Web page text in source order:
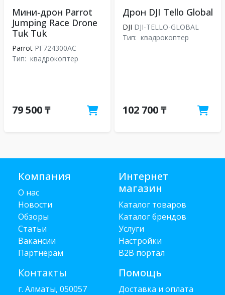
Мини-дрон Parrot
Jumping Race Drone
Tuk Tuk
Parrot PF724300AC
Тип: квадрокоптер
79 500 ₸
Дрон DJI Tello Global
DJI DJI-TELLO-GLOBAL
Тип: квадрокоптер
102 700 ₸
Компания
О нас
Новости
Обзоры
Статьи
Вакансии
Партнёрам
Контакты
г. Алматы, 050057
Интернет
магазин
Каталог товаров
Каталог брендов
Услуги
Настройки
B2B портал
Помощь
Доставка и оплата